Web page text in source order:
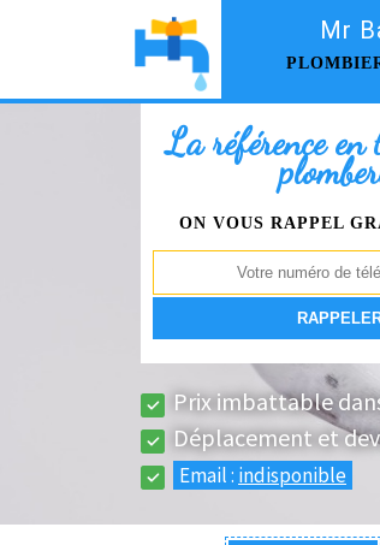
Mr
La référence en
ON VOUS RAPPEL
Prix imbattable
Déplacement et
Email : indisponible